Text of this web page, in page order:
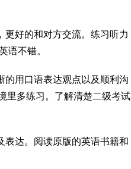
更好的和对方交流。练习听力
语不错。
的用口语表达观点以及顺利沟
里多练习。了解清楚二级考试
表达。阅读原版的英语书籍和